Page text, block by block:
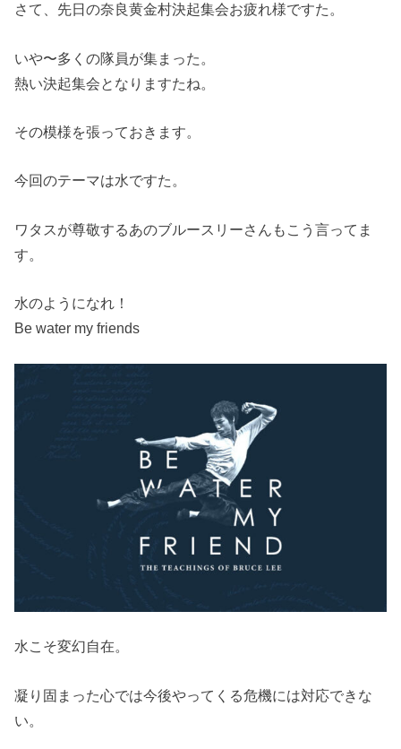
さて、先日の奈良黄金村決起集会お疲れ様ですた。
いや〜多くの隊員が集まった。
熱い決起集会となりますたね。
その模様を張っておきます。
今回のテーマは水ですた。
ワタスが尊敬するあのブルースリーさんもこう言ってま
す。
水のようになれ！
Be water my friends
水こそ変幻自在。
凝り固まった心では今後やってくる危機には対応できな
い。